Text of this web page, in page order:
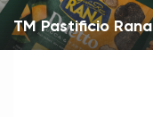
ТМ Pastificio Rana